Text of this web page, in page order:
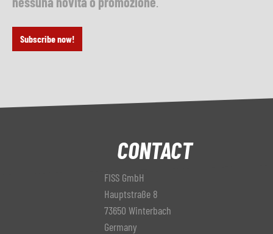
Subscribe now!
CONTACT
FISS GmbH
Hauptstraße 8
73650 Winterbach
Germany